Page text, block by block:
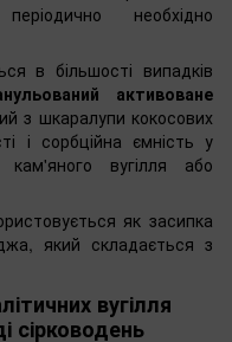
необхідно
в більшості випадків
активоване
з шкаралупи кокосових
і сорбційна ємність у
вугілля або
як засипка
який складається з
вугілля
сірководень